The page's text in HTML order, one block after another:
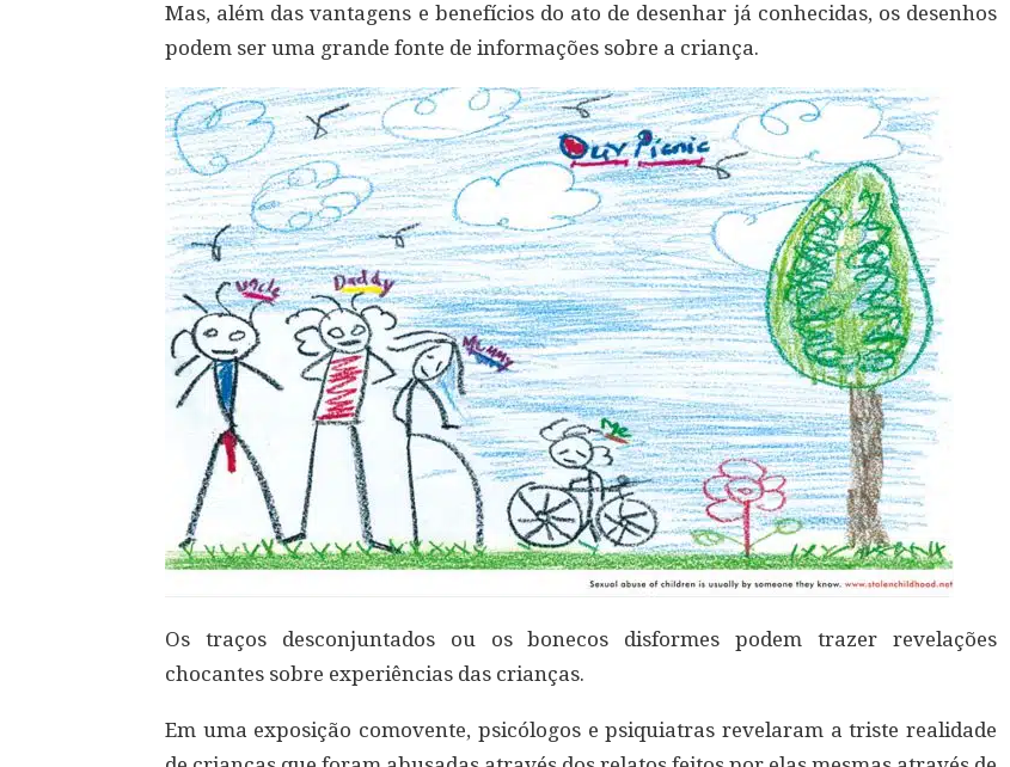
Mas, além das vantagens e benefícios do ato de desenhar já conhecidas, os desenhos
podem ser uma grande fonte de informações sobre a criança.
Os traços desconjuntados ou os bonecos disformes podem trazer revelações
chocantes sobre experiências das crianças.
Em uma exposição comovente, psicólogos e psiquiatras revelaram a triste realidade